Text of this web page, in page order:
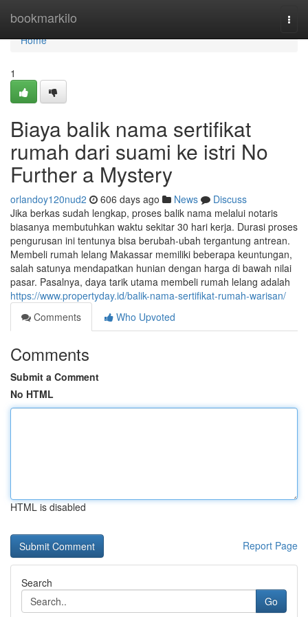
bookmarkilo
Home
Home
1
Biaya balik nama sertifikat
rumah dari suami ke istri No
Further a Mystery
orlandoy120nud2 606 days ago News
Discuss
Jika berkas sudah lengkap, proses balik nama melalui notaris
biasanya membutuhkan waktu sekitar 30 hari kerja. Durasi proses
pengurusan ini tentunya bisa berubah-ubah tergantung antrean.
Membeli rumah lelang Makassar memiliki beberapa keuntungan,
salah satunya mendapatkan hunian dengan harga di bawah nilai
pasar. Pasalnya, daya tarik utama membeli rumah lelang adalah
https://www.propertyday.id/balik-nama-sertifikat-rumah-warisan/
Comments
Who Upvoted
Comments
Submit a Comment
No HTML
HTML is disabled
Report Page
Search
Go